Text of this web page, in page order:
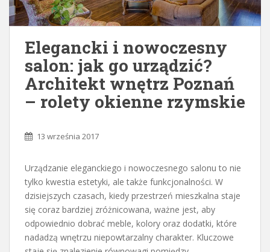
Elegancki i nowoczesny
salon: jak go urządzić?
Architekt wnętrz Poznań
– rolety okienne rzymskie
13 września 2017
Urządzanie eleganckiego i nowoczesnego salonu to nie
tylko kwestia estetyki, ale także funkcjonalności. W
dzisiejszych czasach, kiedy przestrzeń mieszkalna staje
się coraz bardziej zróżnicowana, ważne jest, aby
odpowiednio dobrać meble, kolory oraz dodatki, które
nadadzą wnętrzu niepowtarzalny charakter. Kluczowe